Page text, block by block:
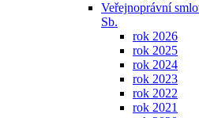
Veřejnoprávní
Sb.
rok 2026
rok 2025
rok 2024
rok 2023
rok 2022
rok 2021